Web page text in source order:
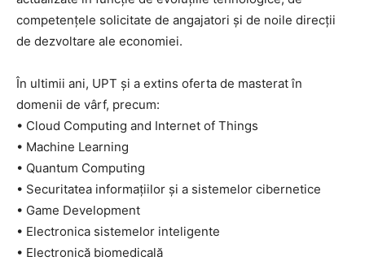
competențele solicitate de angajatori și de noile direcții
de dezvoltare ale economiei.
În ultimii ani, UPT și a extins oferta de masterat în
domenii de vârf, precum:
• Cloud Computing and Internet of Things
• Machine Learning
• Quantum Computing
• Securitatea informațiilor și a sistemelor cibernetice
• Game Development
• Electronica sistemelor inteligente
• Electronică biomedicală